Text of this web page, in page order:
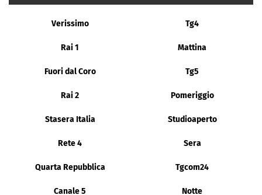
Verissimo Tg4
Rai 1 Mattina
Fuori dal Coro Tg5
Rai 2 Pomeriggio
Stasera Italia Studioaperto
Rete 4 Sera
Quarta Repubblica Tgcom24
Canale 5 Notte